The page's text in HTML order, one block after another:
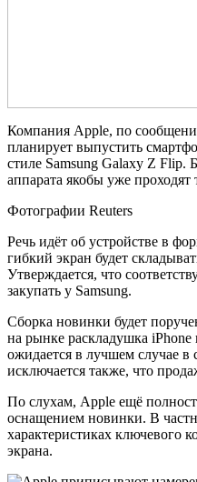
Компания Apple, по
планирует выпустить
стиле Samsung Galaxy Z Flip.
аппарата якобы уже проходят
Фотографии Reuters
Речь идёт об устройстве в
гибкий экран будет
Утверждается, что
закупать у Samsung.
Сборка новинки будет
на рынке раскладушка iPhone
ожидается в лучшем случае в
исключается также, что
По слухам, Apple ещё
оснащением новинки. В
характеристиках ключевого
экрана.